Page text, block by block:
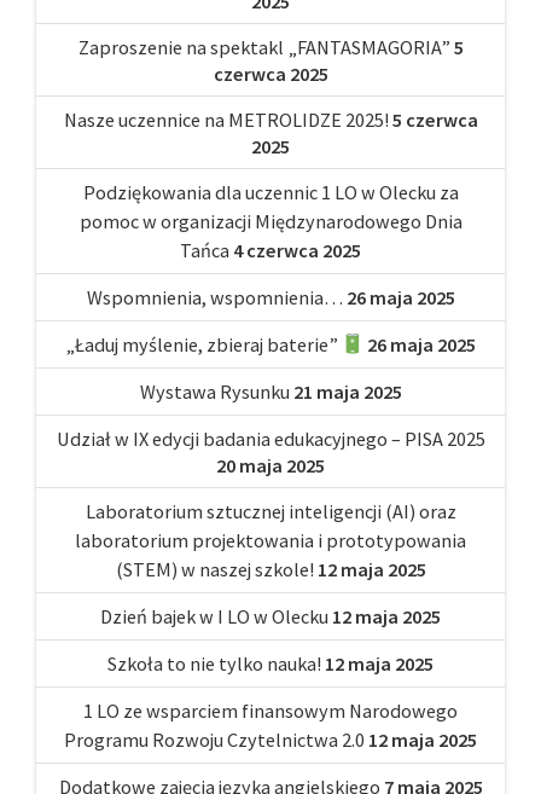
Zaproszenie na spektakl „FANTASMAGORIA” 5
czerwca 2025
Nasze uczennice na METROLIDZE 2025! 5 czerwca
2025
Podziękowania dla uczennic 1 LO w Olecku za
pomoc w organizacji Międzynarodowego Dnia
Tańca 4 czerwca 2025
Wspomnienia, wspomnienia… 26 maja 2025
„Ładuj myślenie, zbieraj baterie”
26 maja 2025
Wystawa Rysunku 21 maja 2025
Udział w IX edycji badania edukacyjnego – PISA 2025
20 maja 2025
Laboratorium sztucznej inteligencji (AI) oraz
laboratorium projektowania i prototypowania
(STEM) w naszej szkole! 12 maja 2025
Dzień bajek w I LO w Olecku 12 maja 2025
Szkoła to nie tylko nauka! 12 maja 2025
1 LO ze wsparciem finansowym Narodowego
Programu Rozwoju Czytelnictwa 2.0 12 maja 2025
Dodatkowe zajęcia języka angielskiego 7 maja 2025